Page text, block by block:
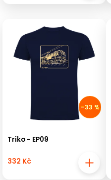
–33 %
Triko - EP09
332 Kč